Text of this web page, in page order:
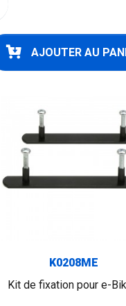
AJOUTER AU
K0208ME
Kit de fixation pour e-